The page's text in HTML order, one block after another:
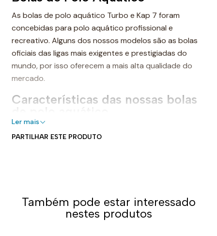
As bolas de polo aquático Turbo e Kap 7 foram
concebidas para polo aquático profissional e
recreativo. Alguns dos nossos modelos são as bolas
oficiais das ligas mais exigentes e prestigiadas do
mundo, por isso oferecem a mais alta qualidade do
mercado.
Características das nossas bolas
aquático, todas elas garantem qualidade e fiabilidade.
cores foram melhoradas para maior resistência. Todas
as bolas de polo aquático, como o resto dos nossos
Ler mais
PARTILHAR ESTE PRODUTO
Também pode estar interessado
nestes produtos